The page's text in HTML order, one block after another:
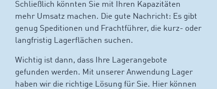
Schließlich könnten Sie mit Ihren Kapazitäten
mehr Umsatz machen. Die gute Nachricht: Es gibt
genug Speditionen und Frachtführer, die kurz- oder
langfristig Lagerflächen suchen.
Wichtig ist dann, dass Ihre Lagerangebote
gefunden werden. Mit unserer Anwendung Lager
haben wir die richtige Lösung für Sie. Hier können